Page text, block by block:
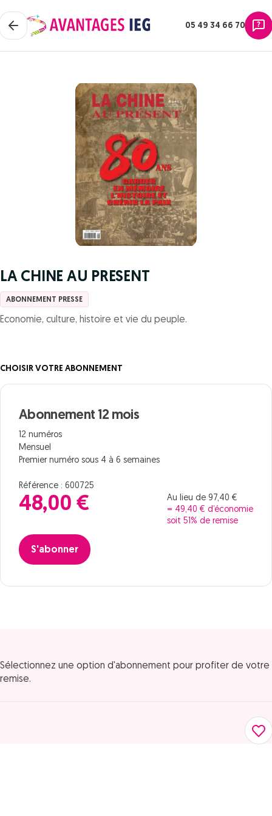
05 49 34 66 70
LA CHINE AU PRESENT
ABONNEMENT PRESSE
Economie, culture, histoire et vie du peuple.
CHOISIR VOTRE ABONNEMENT
Abonnement 12 mois
12 numéros
Mensuel
Premier numéro sous 4 à 6 semaines
Référence : 600725
48,00 €
Au lieu de 97,40 €
= 49,40 € d’économie
soit 51% de remise
S'abonner
Sélectionnez une option d'abonnement pour profiter de votre
remise.